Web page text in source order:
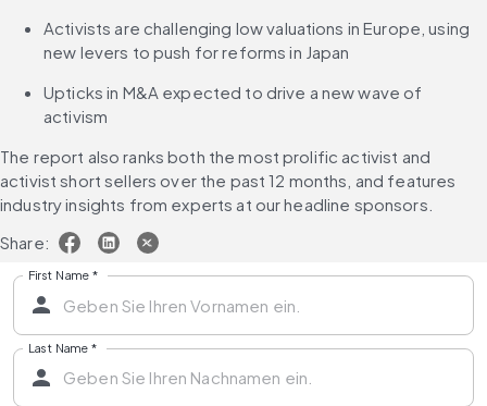
Activists are challenging low valuations in Europe, using
new levers to push for reforms in Japan
Upticks in M&A expected to drive a new wave of
activism
The report also ranks both the most prolific activist and
activist short sellers over the past 12 months, and features
industry insights from experts at our headline sponsors.
Share:
First Name *
Last Name *